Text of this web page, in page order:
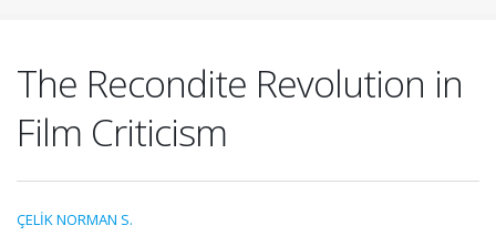
The Recondite Revolution in
Film Criticism
ÇELİK NORMAN S.